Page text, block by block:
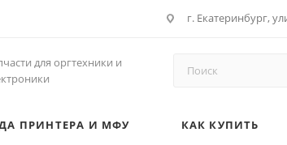
г. Екатеринбург,
для оргтехники и
ПРИНТЕРА И МФУ КАК КУПИТЬ